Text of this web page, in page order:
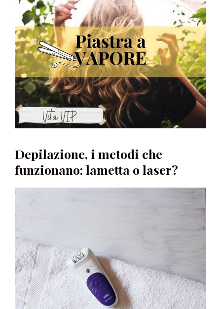
Depilazione, i metodi che
funzionano: lametta o laser?